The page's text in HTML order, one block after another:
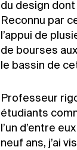
du design
Reconnu par
l’appui de
de bourses
le bassin de
Professeur
étudiants
l’un d’entre
neuf ans, j’ai